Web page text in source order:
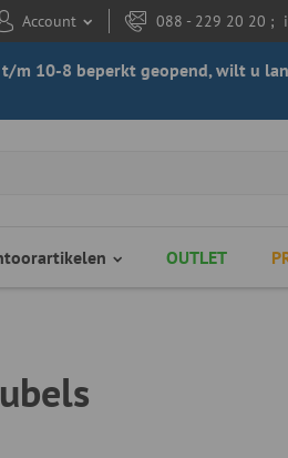
Account 088 - 229 20 20 ;
m 10-8 beperkt geopend, wilt u
OUTLET